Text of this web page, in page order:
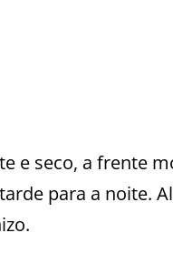
e seco, a frente
para a noite.